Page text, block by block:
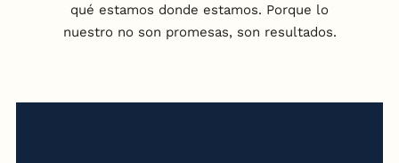
qué estamos donde estamos. Porque lo
nuestro no son promesas, son resultados.